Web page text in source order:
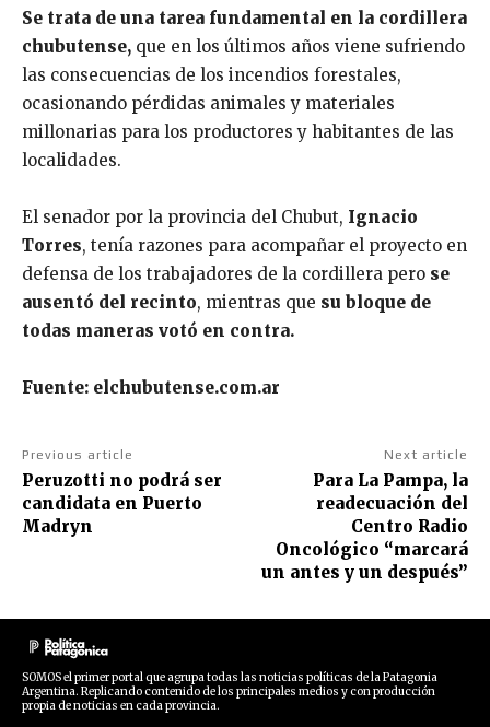
Se trata de una tarea fundamental en la cordillera
chubutense, que en los últimos años viene sufriendo
las consecuencias de los incendios forestales,
ocasionando pérdidas animales y materiales
millonarias para los productores y habitantes de las
localidades.
El senador por la provincia del Chubut, Ignacio
Torres, tenía razones para acompañar el proyecto en
defensa de los trabajadores de la cordillera pero se
ausentó del recinto, mientras que su bloque de
todas maneras votó en contra.
Fuente: elchubutense.com.ar
Previous article
Peruzotti no podrá ser
candidata en Puerto
Madryn
Next article
Para La Pampa, la
readecuación del
Centro Radio
Oncológico “marcará
un antes y un después”
SOMOS el primer portal que agrupa todas las noticias políticas de la Patagonia
Argentina. Replicando contenido de los principales medios y con producción
propia de noticias en cada provincia.